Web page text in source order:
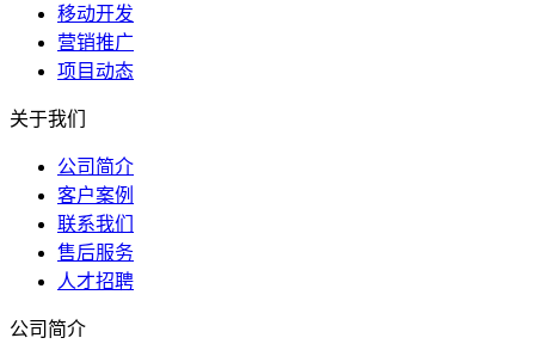
移动开发
营销推广
项目动态
关于我们
公司简介
客户案例
联系我们
售后服务
人才招聘
公司简介